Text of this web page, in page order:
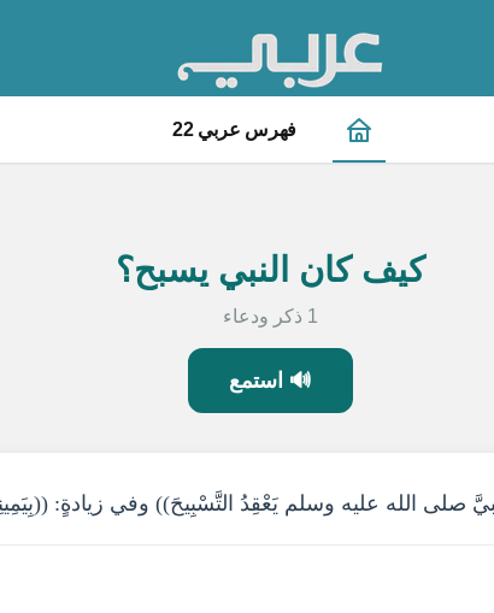
فهرس عربي 22
كيف كان النبي يسبح؟
1 ذكر ودعاء
🔊 استمع
صلى الله عليه وسلم يَعْقِدُ التَّسْبِيحَ)) وفي زيادةٍ: